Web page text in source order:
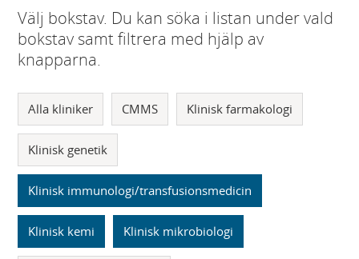
Välj bokstav. Du kan söka i listan under vald
bokstav samt filtrera med hjälp av
knapparna.
Alla kliniker CMMS Klinisk farmakologi
Klinisk genetik
Klinisk immunologi/transfusionsmedicin
Klinisk kemi Klinisk mikrobiologi